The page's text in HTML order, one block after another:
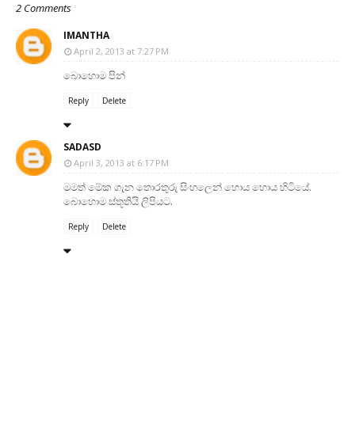
2 Comments
IMANTHA
April 2, 2013 at 7:27 PM
බොහොම පින්
Reply Delete
SADASD
April 3, 2013 at 6:17 PM
මමත් මේක ගැන තොරතුරු සිංහලෙන් හොය හොය හිටියේ.
බොහොම ස්තූතියි ලිපියට.
Reply Delete